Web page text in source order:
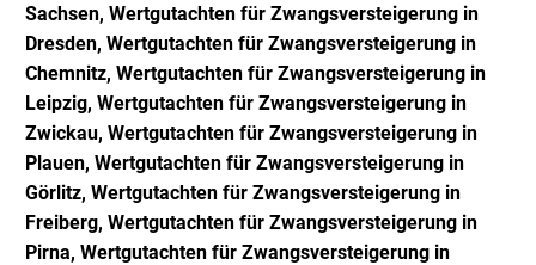
Sachsen, Wertgutachten für Zwangsversteigerung in
Dresden, Wertgutachten für Zwangsversteigerung in
Chemnitz, Wertgutachten für Zwangsversteigerung in
Leipzig, Wertgutachten für Zwangsversteigerung in
Zwickau, Wertgutachten für Zwangsversteigerung in
Plauen, Wertgutachten für Zwangsversteigerung in
Görlitz, Wertgutachten für Zwangsversteigerung in
Freiberg, Wertgutachten für Zwangsversteigerung in
Pirna, Wertgutachten für Zwangsversteigerung in